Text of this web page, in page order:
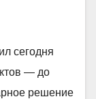
сегодня
— до
решение